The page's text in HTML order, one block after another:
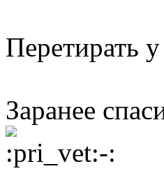
Перетирать
Заранее